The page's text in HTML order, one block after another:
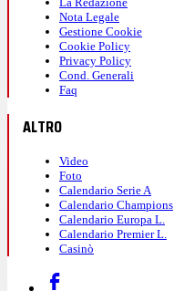
Nota Legale
Gestione Cookie
Cookie Policy
Privacy Policy
Cond. Generali
Faq
ALTRO
Video
Foto
Calendario Serie A
Calendario Champions
Calendario Europa L.
Calendario Premier L.
Casinò